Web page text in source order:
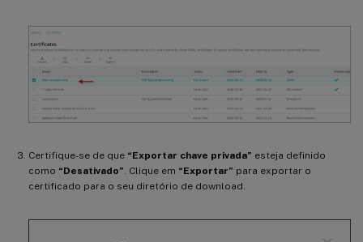
Certifique-se de que “Exportar chave privada” esteja definido
como “Desativado”. Clique em “Exportar” para exportar o
certificado para o seu diretório de download.